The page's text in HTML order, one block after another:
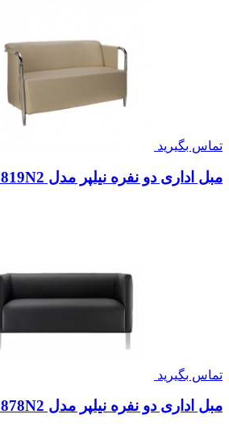
تماس بگیرید
مبل اداری دو نفره نیلپر مدل OSS 819N2
تماس بگیرید
مبل اداری دو نفره نیلپر مدل OSS 878N2